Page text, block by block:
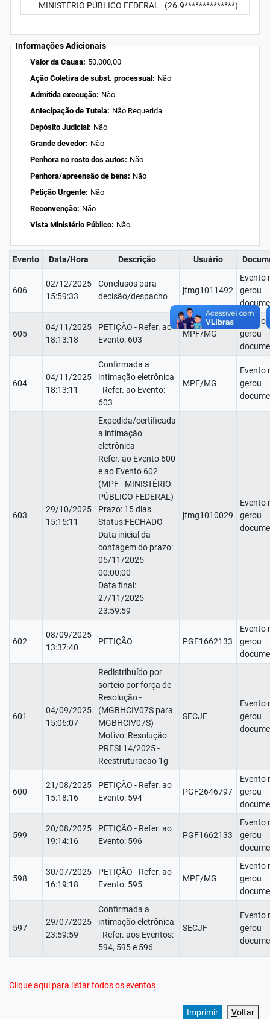
MINISTÉRIO PÚBLICO FEDERAL (26.9**************)
Informações Adicionais
Valor da Causa: 50.000,00
Ação Coletiva de subst. processual: Não
Admitida execução: Não
Antecipação de Tutela: Não Requerida
Depósito Judicial: Não
Grande devedor: Não
Penhora no rosto dos autos: Não
Penhora/apreensão de bens: Não
Petição Urgente: Não
Reconvenção: Não
Vista Ministério Público: Não
Evento Data/Hora Descrição Usuário
606
02/12/2025
15:59:33
Conclusos para
decisão/despacho
jfmg1011492
Evento
gerou
605
04/11/2025
18:13:18
PETIÇÃO - Refer. ao
Evento: 603
MPF/MG
Evento
gerou
604
04/11/2025
18:13:11
Confirmada a
intimação eletrônica
- Refer. ao Evento:
603
MPF/MG
Evento
gerou
603
29/10/2025
15:15:11
Expedida/certificada
a intimação
eletrônica
Refer. ao Evento 600
e ao Evento 602
(MPF - MINISTÉRIO
PÚBLICO FEDERAL)
Prazo: 15 dias
Status:FECHADO
Data inicial da
contagem do prazo:
05/11/2025
00:00:00
Data final:
27/11/2025
23:59:59
jfmg1010029
Evento
gerou
602
08/09/2025
13:37:40
PETIÇÃO PGF1662133
Evento
gerou
601
04/09/2025
15:06:07
Redistribuído por
sorteio por força de
Resolução -
(MGBHCIV07S para
MGBHCIV07S) -
Motivo: Resolução
PRESI 14/2025 -
Reestruturacao 1g
SECJF
Evento
gerou
600
21/08/2025
15:18:16
PETIÇÃO - Refer. ao
Evento: 594
PGF2646797
Evento
gerou
599
20/08/2025
19:14:16
PETIÇÃO - Refer. ao
Evento: 596
PGF1662133
Evento
gerou
598
30/07/2025
16:19:18
PETIÇÃO - Refer. ao
Evento: 595
MPF/MG
Evento
gerou
597
29/07/2025
23:59:59
Confirmada a
intimação eletrônica
- Refer. aos Eventos:
594, 595 e 596
SECJF
Evento
gerou
Clique aqui para listar todos os eventos
Voltar